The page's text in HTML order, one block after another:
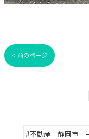
< 前のページ
#不動産｜静岡市｜